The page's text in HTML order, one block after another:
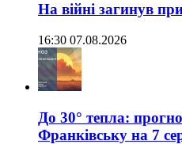
На війні загинув
16:30 07.08.2026
До 30° тепла:
Франківську на 7